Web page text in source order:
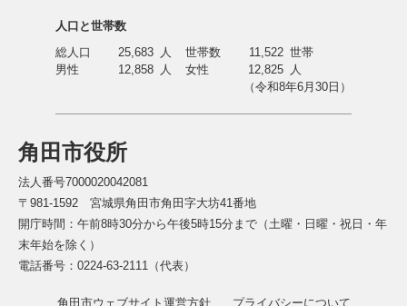
角田市役所
法人番号7000020042081
〒981-1592 宮城県角田市角田字大坊41番地
開庁時間：午前8時30分から午後5時15分まで（土曜・日曜・祝日・年
末年始を除く）
電話番号：0224-63-2111（代表）
角田市ウェブサイト運営方針 プライバシーについて
人口と世帯数
総人口
25,683 人 世帯数 11,522 世帯
男性
12,858 人 女性 12,825
人
（令和8年6月30日）